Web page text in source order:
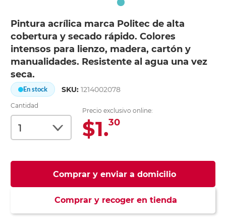
Pintura acrílica marca Politec de alta
cobertura y secado rápido. Colores
intensos para lienzo, madera, cartón y
manualidades. Resistente al agua una vez
seca.
En stock SKU:1214002078
Cantidad
Precio exclusivo online:
$1.30
Comprar y enviar a domicilio
Comprar y recoger en tienda